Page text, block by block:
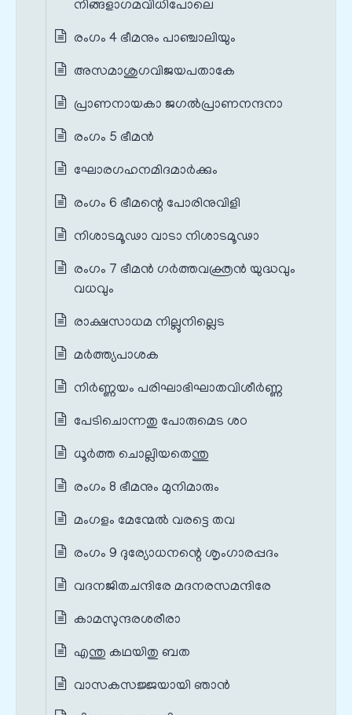
നിങ്ങളാഗമവിധിപോലെ
രംഗം 4 ഭീമനും പാഞ്ചാലിയും
അസമാശുഗവിജയപതാകേ
പ്രാണനായകാ ജഗൽപ്രാണനന്ദനാ
രംഗം 5 ഭീമൻ
ഘോരഗഹനമിദമാർക്കും
രംഗം 6 ഭീമന്റെ പോരിനുവിളി
നിശാടമൂഢാ വാടാ നിശാടമൂഢാ
രംഗം 7 ഭീമൻ ഗർത്തവക്ത്രൻ യുദ്ധവും
വധവും
രാക്ഷസാധമ നില്ലുനില്ലെട
മർത്ത്യപാശക
നിർണ്ണയം പരിഘാഭിഘാതവിശീർണ്ണ
പേടിചൊന്നതു പോരുമെട ശഠ
ധൂർത്ത ചൊല്ലിയതെന്തു
രംഗം 8 ഭീമനും മുനിമാരും
മംഗളം മേന്മേൽ വരട്ടെ തവ
രംഗം 9 ദുര്യോധനന്റെ ശൃംഗാരപ്പദം
വദനജിതചന്ദിരേ മദനരസമന്ദിരേ
കാമസുന്ദരശരീരാ
എന്തു കഥയിതു ബത
വാസകസജ്ജയായി ഞാൻ